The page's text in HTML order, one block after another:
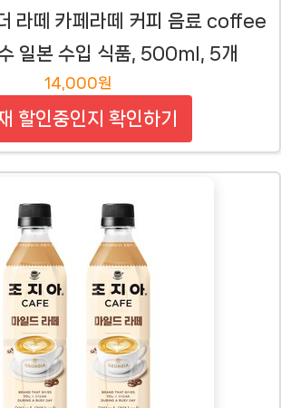
라떼 카페라떼 커피 음료 coffee
일본 수입 식품, 500ml, 5개
14,000원
할인중인지 확인하기